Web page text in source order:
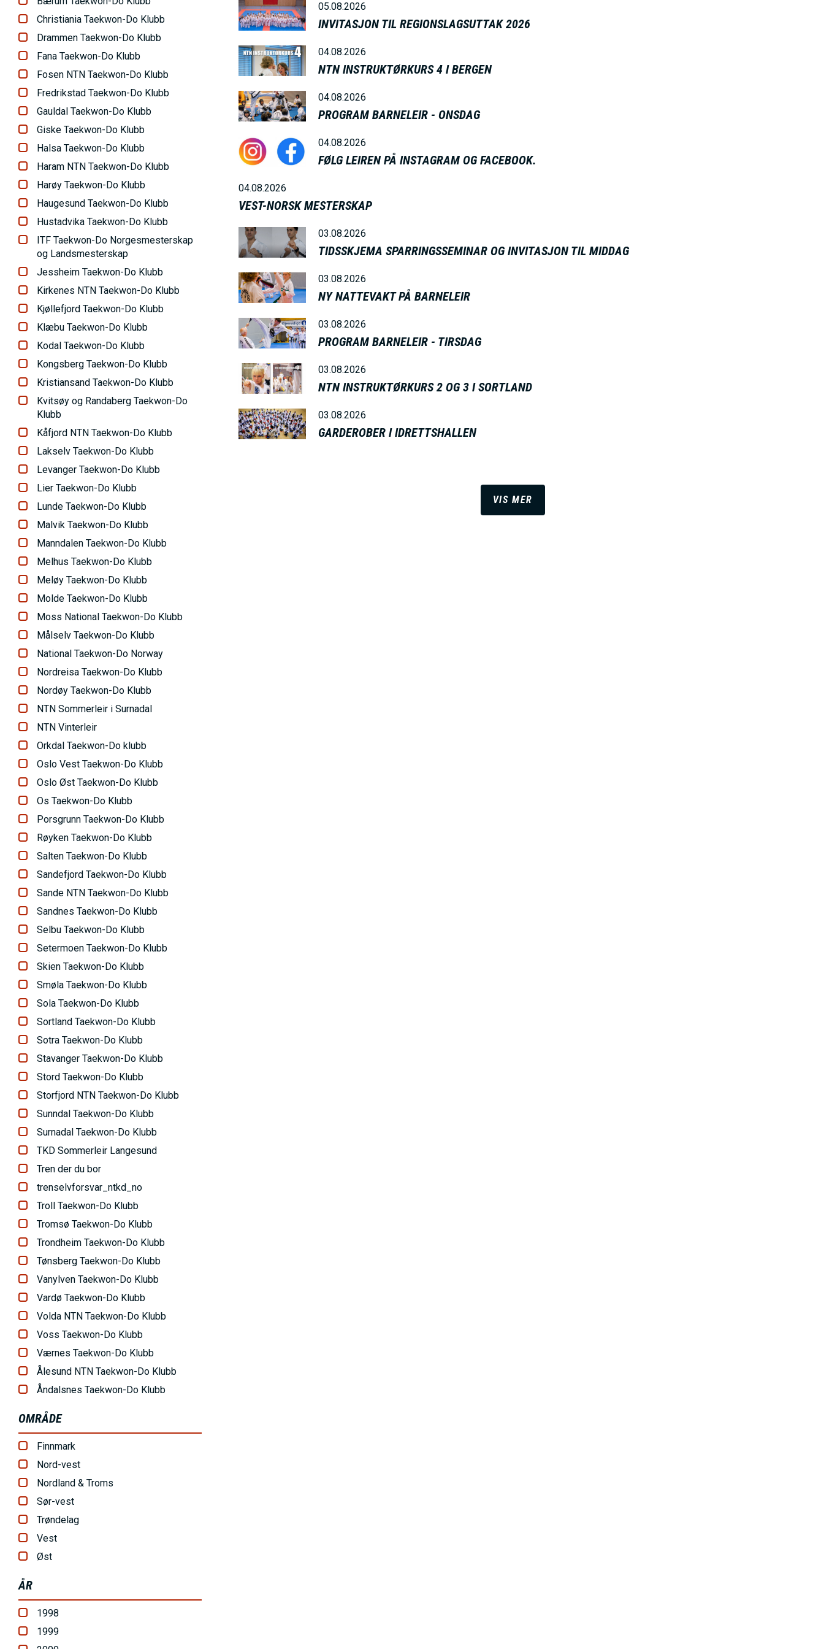
I
V
E
D
O
M
A
I
N
M
E
N
Christiania Taekwon-Do Klubb
Drammen Taekwon-Do Klubb
Fana Taekwon-Do Klubb
Fosen NTN Taekwon-Do Klubb
Fredrikstad Taekwon-Do Klubb
Gauldal Taekwon-Do Klubb
Giske Taekwon-Do Klubb
Halsa Taekwon-Do Klubb
Haram NTN Taekwon-Do Klubb
Harøy Taekwon-Do Klubb
Haugesund Taekwon-Do Klubb
Hustadvika Taekwon-Do Klubb
ITF Taekwon-Do Norgesmesterskap
og Landsmesterskap
Jessheim Taekwon-Do Klubb
Kirkenes NTN Taekwon-Do Klubb
Kjøllefjord Taekwon-Do Klubb
Klæbu Taekwon-Do Klubb
Kodal Taekwon-Do Klubb
Kongsberg Taekwon-Do Klubb
Kristiansand Taekwon-Do Klubb
Kvitsøy og Randaberg Taekwon-Do
Klubb
Kåfjord NTN Taekwon-Do Klubb
Lakselv Taekwon-Do Klubb
Levanger Taekwon-Do Klubb
Lier Taekwon-Do Klubb
Lunde Taekwon-Do Klubb
Malvik Taekwon-Do Klubb
Manndalen Taekwon-Do Klubb
Melhus Taekwon-Do Klubb
Meløy Taekwon-Do Klubb
Molde Taekwon-Do Klubb
Moss National Taekwon-Do Klubb
Målselv Taekwon-Do Klubb
National Taekwon-Do Norway
Nordreisa Taekwon-Do Klubb
Nordøy Taekwon-Do Klubb
NTN Sommerleir i Surnadal
NTN Vinterleir
Orkdal Taekwon-Do klubb
Oslo Vest Taekwon-Do Klubb
Oslo Øst Taekwon-Do Klubb
Os Taekwon-Do Klubb
Porsgrunn Taekwon-Do Klubb
Røyken Taekwon-Do Klubb
Salten Taekwon-Do Klubb
Sandefjord Taekwon-Do Klubb
Sande NTN Taekwon-Do Klubb
Sandnes Taekwon-Do Klubb
Selbu Taekwon-Do Klubb
Setermoen Taekwon-Do Klubb
Skien Taekwon-Do Klubb
Smøla Taekwon-Do Klubb
Sola Taekwon-Do Klubb
Sortland Taekwon-Do Klubb
Sotra Taekwon-Do Klubb
Stavanger Taekwon-Do Klubb
Stord Taekwon-Do Klubb
Storfjord NTN Taekwon-Do Klubb
Sunndal Taekwon-Do Klubb
Surnadal Taekwon-Do Klubb
TKD Sommerleir Langesund
Tren der du bor
trenselvforsvar_ntkd_no
Troll Taekwon-Do Klubb
Tromsø Taekwon-Do Klubb
Trondheim Taekwon-Do Klubb
Tønsberg Taekwon-Do Klubb
Vanylven Taekwon-Do Klubb
Vardø Taekwon-Do Klubb
Volda NTN Taekwon-Do Klubb
Voss Taekwon-Do Klubb
Værnes Taekwon-Do Klubb
Ålesund NTN Taekwon-Do Klubb
Åndalsnes Taekwon-Do Klubb
OMRÅDE
Finnmark
Nord-vest
Nordland & Troms
Sør-vest
Trøndelag
Vest
Øst
ÅR
1998
1999
d
B
i
l
d
05.08.2026
INVITASJON TIL REGIONSLAGSUTTAK 2026
B
i
l
d
04.08.2026
NTN INSTRUKTØRKURS 4 I BERGEN
B
i
d
04.08.2026
PROGRAM BARNELEIR - ONSDAG
B
i
l
d
04.08.2026
FØLG LEIREN PÅ INSTAGRAM OG FACEBOOK.
04.08.2026
VEST-NORSK MESTERSKAP
B
i
l
d
03.08.2026
TIDSSKJEMA SPARRINGSSEMINAR OG INVITASJON TIL MIDDAG
B
i
l
d
03.08.2026
NY NATTEVAKT PÅ BARNELEIR
B
i
d
03.08.2026
PROGRAM BARNELEIR - TIRSDAG
B
l
d
03.08.2026
NTN INSTRUKTØRKURS 2 OG 3 I SORTLAND
B
i
03.08.2026
GARDEROBER I IDRETTSHALLEN
VIS MER